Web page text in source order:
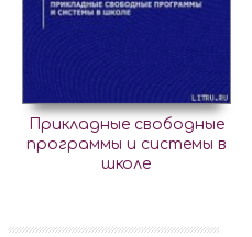
Прикладные свободные
программы и системы в
школе